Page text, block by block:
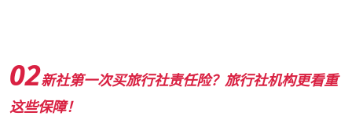
02新社第一次买旅行社责任险？ 旅行社机构更看重
这些保障！